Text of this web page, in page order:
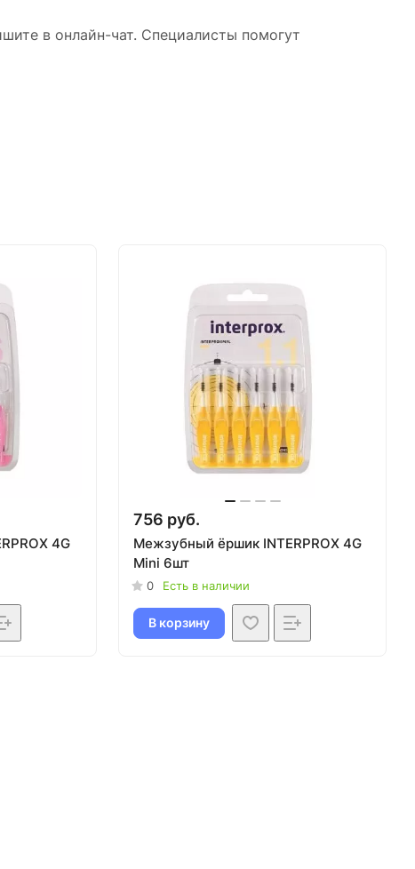
в онлайн-чат. Специалисты помогут
4G
756 руб.
Межзубный ёршик INTERPROX 4G
Mini 6шт
0 Есть в наличии
В корзину